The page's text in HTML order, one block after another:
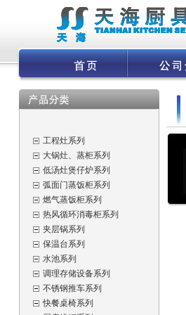
工程灶系列
大锅灶、蒸柜系列
低汤灶煲仔炉系列
弧面门蒸饭柜系列
燃气蒸饭柜系列
热风循环消毒柜系列
夹层锅系列
保温台系列
水池系列
调理存储设备系列
不锈钢推车系列
快餐桌椅系列